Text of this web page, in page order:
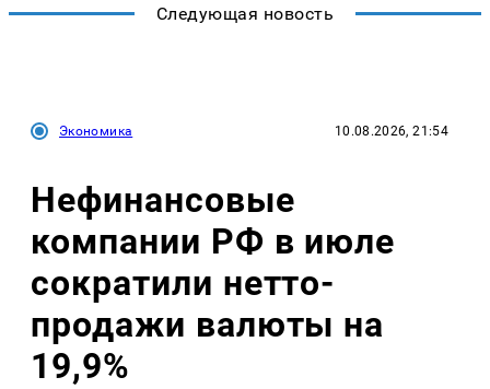
Следующая новость
Экономика 10.08.2026, 21:54
Нефинансовые
компании РФ в июле
сократили нетто-
продажи валюты на
19,9%